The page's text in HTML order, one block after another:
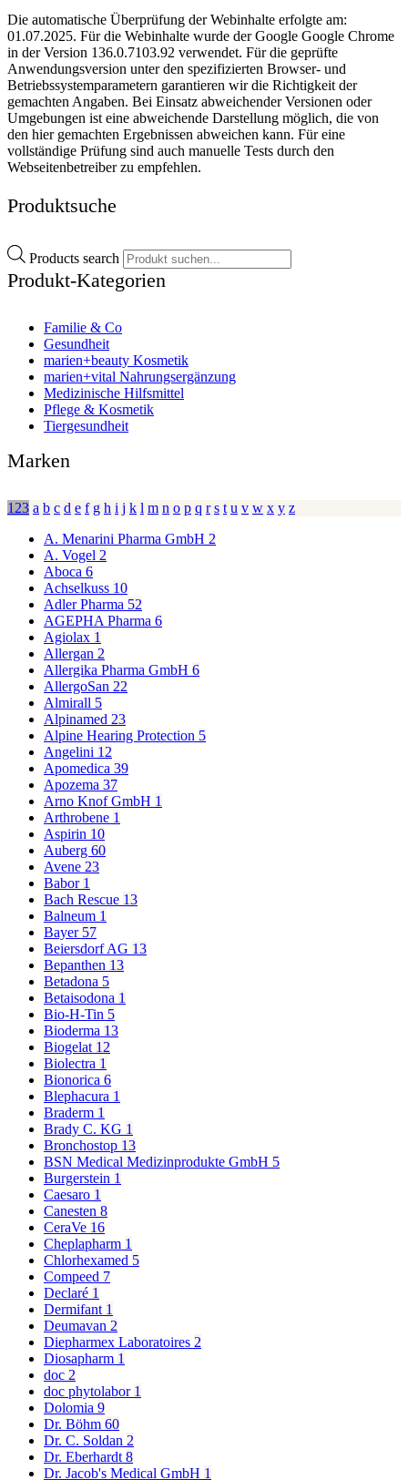
Die automatische Überprüfung der Webinhalte erfolgte am:
01.07.2025. Für die Webinhalte wurde der Google Google Chrome
in der Version 136.0.7103.92 verwendet. Für die geprüfte
Anwendungsversion unter den spezifizierten Browser- und
Betriebssystemparametern garantieren wir die Richtigkeit der
gemachten Angaben. Bei Einsatz abweichender Versionen oder
Umgebungen ist eine abweichende Darstellung möglich, die von
den hier gemachten Ergebnissen abweichen kann. Für eine
vollständige Prüfung sind auch manuelle Tests durch den
Webseitenbetreiber zu empfehlen.
Produktsuche
Products search
Produkt-Kategorien
Familie & Co
Gesundheit
marien+beauty Kosmetik
marien+vital Nahrungsergänzung
Medizinische Hilfsmittel
Pflege & Kosmetik
Tiergesundheit
Marken
123 a b c d e f g h i j k l m n o p q r s t u v w x y z
A. Menarini Pharma GmbH 2
A. Vogel 2
Aboca 6
Achselkuss 10
Adler Pharma 52
AGEPHA Pharma 6
Agiolax 1
Allergan 2
Allergika Pharma GmbH 6
AllergoSan 22
Almirall 5
Alpinamed 23
Alpine Hearing Protection 5
Angelini 12
Apomedica 39
Apozema 37
Arno Knof GmbH 1
Arthrobene 1
Aspirin 10
Auberg 60
Avene 23
Babor 1
Bach Rescue 13
Balneum 1
Bayer 57
Beiersdorf AG 13
Bepanthen 13
Betadona 5
Betaisodona 1
Bio-H-Tin 5
Bioderma 13
Biogelat 12
Biolectra 1
Bionorica 6
Blephacura 1
Braderm 1
Brady C. KG 1
Bronchostop 13
BSN Medical Medizinprodukte GmbH 5
Burgerstein 1
Caesaro 1
Canesten 8
CeraVe 16
Cheplapharm 1
Chlorhexamed 5
Compeed 7
Declaré 1
Dermifant 1
Deumavan 2
Diepharmex Laboratoires 2
Diosapharm 1
doc 2
doc phytolabor 1
Dolomia 9
Dr. Böhm 60
Dr. C. Soldan 2
Dr. Eberhardt 8
Dr. Jacob's Medical GmbH 1